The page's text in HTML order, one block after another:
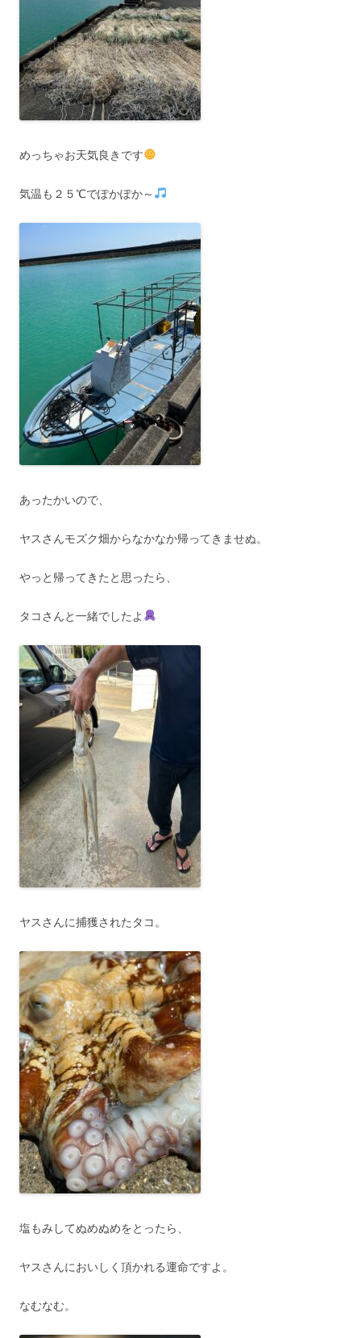
めっちゃお天気良きです
気温も２５℃でぽかぽか～
あったかいので、
ヤスさんモズク畑からなかなか帰ってきませぬ。
やっと帰ってきたと思ったら、
タコさんと一緒でしたよ
ヤスさんに捕獲されたタコ。
塩もみしてぬめぬめをとったら、
ヤスさんにおいしく頂かれる運命ですよ。
なむなむ。